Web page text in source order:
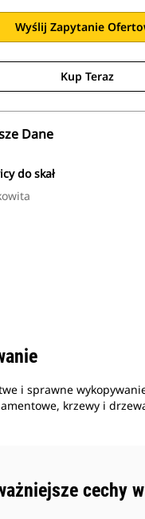
Wyślij Zapytanie
Kup Teraz
Dane
do skał
i sprawne
krzewy i
cechy